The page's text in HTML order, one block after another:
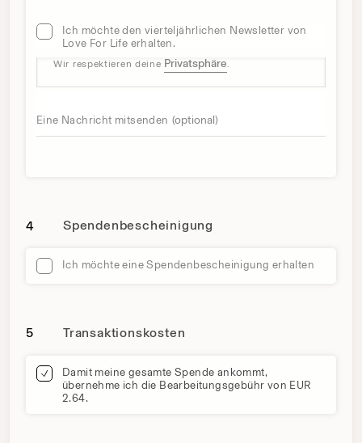
Ich möchte den vierteljährlichen Newsletter von
Love For Life erhalten.
Wir respektieren deine Privatsphäre.
Eine Nachricht mitsenden (optional)
4 Spendenbescheinigung
Ich möchte eine Spendenbescheinigung erhalten
5 Transaktionskosten
Gebührenübernahme
Damit meine gesamte Spende ankommt,
übernehme ich die Bearbeitungsgebühr von EUR
2.64.